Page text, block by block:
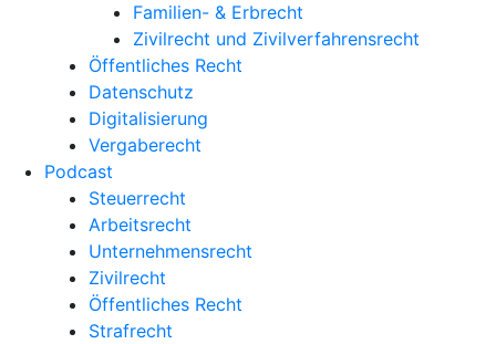
Familien- & Erbrecht
Zivilrecht und Zivilverfahrensrecht
Öffentliches Recht
Datenschutz
Digitalisierung
Vergaberecht
Podcast
Steuerrecht
Arbeitsrecht
Unternehmens­recht
Zivilrecht
Öffentliches Recht
Strafrecht